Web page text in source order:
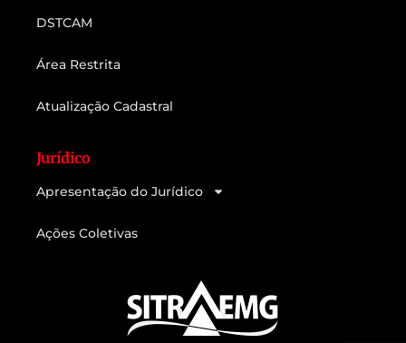
DSTCAM
Área Restrita
Atualização Cadastral
Jurídico
Apresentação do Jurídico
Ações Coletivas